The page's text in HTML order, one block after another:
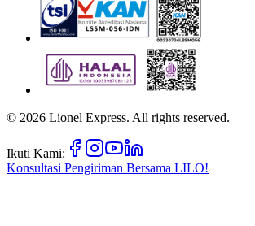
© 2026 Lionel Express. All rights reserved.
Ikuti Kami:
Konsultasi Pengiriman Bersama LILO!